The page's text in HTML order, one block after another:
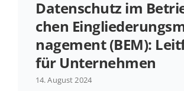
Daten­schutz im
chen
nage­ment (BEM):
für Unternehmen
14. August 2024